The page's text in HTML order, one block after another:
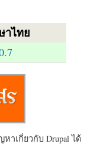
าไทย
เกี่ยวกับ Drupal ได้